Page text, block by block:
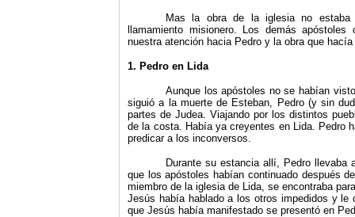
Mas la obra de la iglesia no estaba
llamamiento misionero. Los demás
nuestra atención hacia Pedro y la obra que
1. Pedro en Lida
Aunque los apóstoles no se habían
siguió a la muerte de Esteban, Pedro (y sin
partes de Judea. Viajando por los distintos
de la costa. Había ya creyentes en Lida. Pedro
predicar a los inconversos.
Durante su estancia allí, Pedro llevaba
que los apóstoles ha­bían continuado después
miembro de la iglesia de Lida, se encontraba
Jesús había hablado a los otros impedidos y
que Jesús había manifestado se presentó en